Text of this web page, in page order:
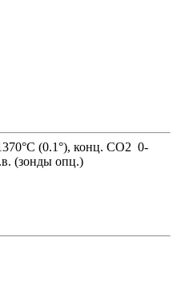
(0.1°), конц. СО2 0-
(зонды опц.)